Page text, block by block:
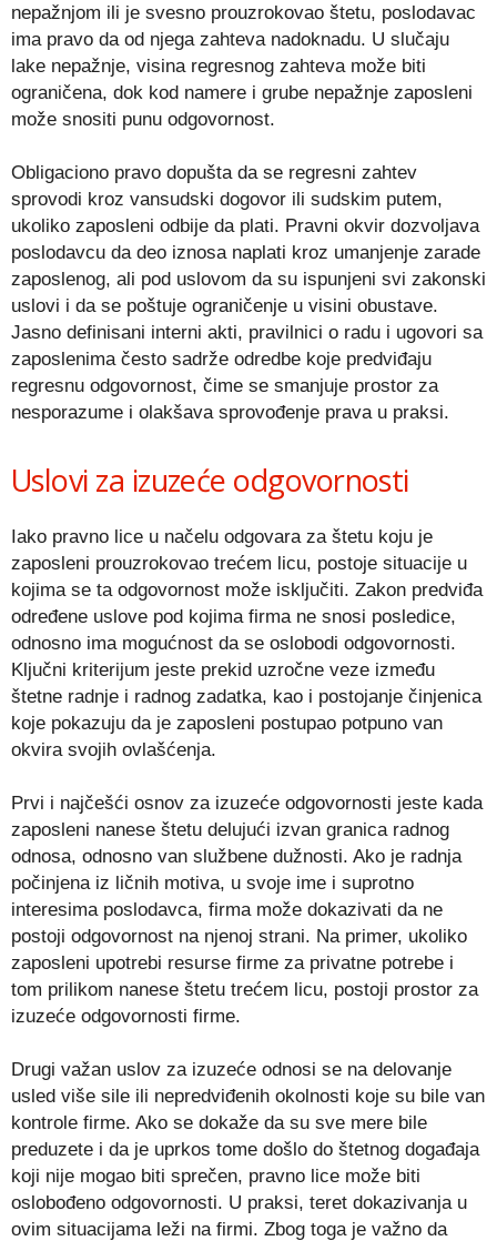
nepažnjom ili je svesno prouzrokovao štetu, poslodavac
ima pravo da od njega zahteva nadoknadu. U slučaju
lake nepažnje, visina regresnog zahteva može biti
ograničena, dok kod namere i grube nepažnje zaposleni
može snositi punu odgovornost.
Obligaciono pravo dopušta da se regresni zahtev
sprovodi kroz vansudski dogovor ili sudskim putem,
ukoliko zaposleni odbije da plati. Pravni okvir dozvoljava
poslodavcu da deo iznosa naplati kroz umanjenje zarade
zaposlenog, ali pod uslovom da su ispunjeni svi zakonski
uslovi i da se poštuje ograničenje u visini obustave.
Jasno definisani interni akti, pravilnici o radu i ugovori sa
zaposlenima često sadrže odredbe koje predviđaju
regresnu odgovornost, čime se smanjuje prostor za
nesporazume i olakšava sprovođenje prava u praksi.
Uslovi za izuzeće odgovornosti
Iako pravno lice u načelu odgovara za štetu koju je
zaposleni prouzrokovao trećem licu, postoje situacije u
kojima se ta odgovornost može isključiti. Zakon predviđa
određene uslove pod kojima firma ne snosi posledice,
odnosno ima mogućnost da se oslobodi odgovornosti.
Ključni kriterijum jeste prekid uzročne veze između
štetne radnje i radnog zadatka, kao i postojanje činjenica
koje pokazuju da je zaposleni postupao potpuno van
okvira svojih ovlašćenja.
Prvi i najčešći osnov za izuzeće odgovornosti jeste kada
zaposleni nanese štetu delujući izvan granica radnog
odnosa, odnosno van službene dužnosti. Ako je radnja
počinjena iz ličnih motiva, u svoje ime i suprotno
interesima poslodavca, firma može dokazivati da ne
postoji odgovornost na njenoj strani. Na primer, ukoliko
zaposleni upotrebi resurse firme za privatne potrebe i
tom prilikom nanese štetu trećem licu, postoji prostor za
izuzeće odgovornosti firme.
Drugi važan uslov za izuzeće odnosi se na delovanje
usled više sile ili nepredviđenih okolnosti koje su bile van
kontrole firme. Ako se dokaže da su sve mere bile
preduzete i da je uprkos tome došlo do štetnog događaja
koji nije mogao biti sprečen, pravno lice može biti
oslobođeno odgovornosti. U praksi, teret dokazivanja u
ovim situacijama leži na firmi. Zbog toga je važno da